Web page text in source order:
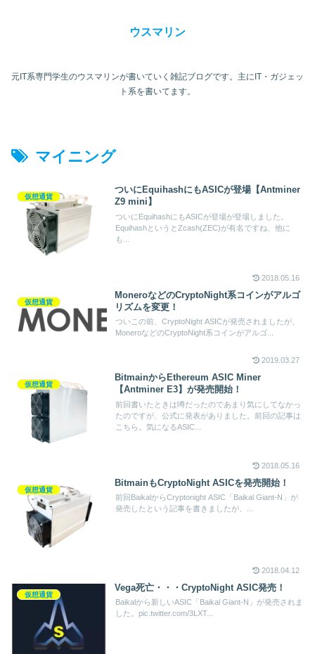
ウスマリン
元IT系専門学生のウスマリンが書いていく雑記ブログです。主にIT・ガジェッ
ト系を書いてます。
マイニング
仮想通貨
ついにEquihashにもASICが登場【Antminer
Z9 mini】
ついにEquihashにもASICが登場が登場しました。
EquihashというとZcash(ZEC)が有名ですね、他に
も...
2018.05.16
仮想通貨
MoneroなどのCryptoNight系コインがアルゴ
リズムを変更！
ついこの前、CryptoNight ASICが発売されましたが、
MoneroなどのCryptoNight系コインがアルゴ...
2019.03.27
仮想通貨
BitmainからEthereum ASIC Miner
【Antminer E3】が発売開始！
前回書いたときは噂だったのであまり気にしてなかっ
たのですが、公式に発表がありました。前回の記事は
こちら。気になるASIC...
2018.05.16
仮想通貨
BitmainもCryptoNight ASICを発売開始！
前回BaikalからCryptonight ASIC「Baikal Giant-N」が
発売したという記事を書きましたが、...
2018.04.12
仮想通貨
Vega死亡・・・CryptoNight ASIC発売！
Baikalから新しいASIC「Baikal Giant-N」が発売されま
した。pic.twitter.com/3LXT...